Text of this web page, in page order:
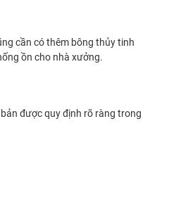
cần có thêm bông thủy tinh
ồn cho nhà xưởng.
được quy định rõ ràng trong